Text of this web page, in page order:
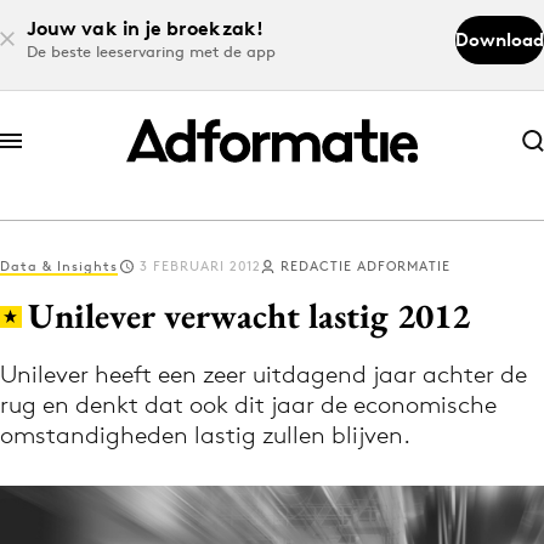
Jouw vak in je broekzak!
De beste leeservaring met de app
Download
Abonneer nu
Abonneer nu
Log in
Download de app
Volg het laatste nieuws via de Adformatie
Nieuws app
Data & Insights 3 FEBRUARI 2012 REDACTIE ADFORMATIE
Unilever verwacht lastig 2012
Unilever heeft een zeer uitdagend jaar achter de
rug en denkt dat ook dit jaar de economische
omstandigheden lastig zullen blijven.